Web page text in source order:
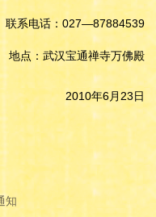
联系电话：027—87884539
地点：武汉宝通禅寺万佛殿
2010年6月23日
知